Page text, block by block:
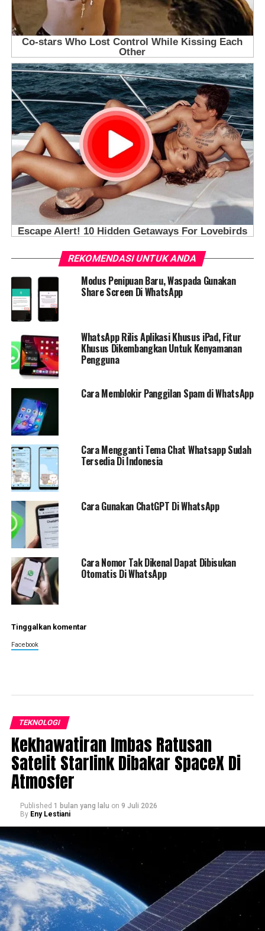
REKOMENDASI UNTUK ANDA
Modus Penipuan Baru, Waspada Gunakan
Share Screen Di WhatsApp
WhatsApp Rilis Aplikasi Khusus iPad, Fitur
Khusus Dikembangkan Untuk Kenyamanan
Pengguna
Cara Memblokir Panggilan Spam di WhatsApp
Cara Mengganti Tema Chat Whatsapp Sudah
Tersedia Di Indonesia
Cara Gunakan ChatGPT Di WhatsApp
Cara Nomor Tak Dikenal Dapat Dibisukan
Otomatis Di WhatsApp
Tinggalkan komentar
Facebook
TEKNOLOGI
Kekhawatiran Imbas Ratusan
Satelit Starlink Dibakar SpaceX Di
Atmosfer
Published 1 bulan yang lalu on 9 Juli 2026
By Eny Lestiani